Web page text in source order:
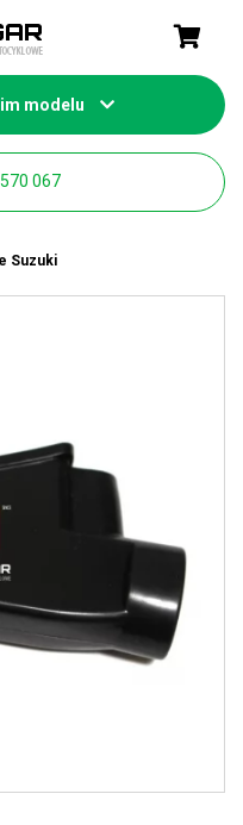
modelu
067
Suzuki